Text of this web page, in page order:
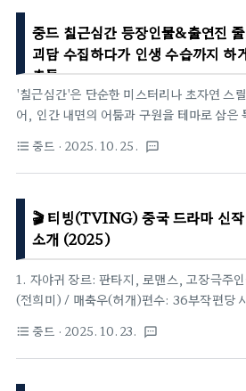
들며, 왕조 전체를 손바닥 위에 올려놓는다.
던 사위가 상도의 힘으로 권력까지 뛰어넘
역전 스토리 —짧은 회차에 유머와 몰입감이
대판 ‘사위의 반란극’ 이다.현서 기본정보채
예고편 제목: 현서(贤婿)장르: 고전 상업·판
극원작: 오리지널 각본각본: 당십일(唐十一
작자: 장려(张莉)출시일: 2025년 7월 8일
부작 (회당 12 ~ 18분)국내편..
중드 칠근심간 등장인물&출연진
괴담 수집하다가 인생 수습까지 하
춘들
'칠근심간'은 단순한 미스터리나 초자연 스
어, 인간 내면의 어둠과 구원을 테마로 삼은
사, 그리고 심리적 트라우마가 교차하는 구조
현실과 환상의 경계를 교묘히 흐린다. 특히,
간의 마음에 기생해 ‘선과 악’을 바꾸는 설정
현대판 요괴설화처럼 흥미롭고, 다섯 주인공
의 결핍을 메우며 팀으로 성장해가는 과정은
드벤처물의 뜨거운 에너지를 품고 있다. 오
도 따뜻한, 판타지와 인간심리의 절묘한 결
품의 가장 큰 매력이다.칠근심간 기본정보
르: 판타지, 어드벤처원작: 칠근흉간(七根凶
이천(李倩), 소지요(肖志瑶), 대정양(戴
format_list_bulleted 중드 · 2025. 10. 25. textsms
🎬 티빙(TVING) 중국 드라마 신
소개 (2025)
1. 자야귀 장르: 판타지, 로맨스, 고장극주
(전희미) / 매축우(허개)편수: 36부작편당
숨긴 남자 매축우가 얽히며 벌어지는 미스터
스. 인간과 영혼의 경계에서 피어나는 사랑
중드 자야귀 허개x전희미 등장인물&출연진
format_list_bulleted 중드 · 2025. 10. 23. textsms